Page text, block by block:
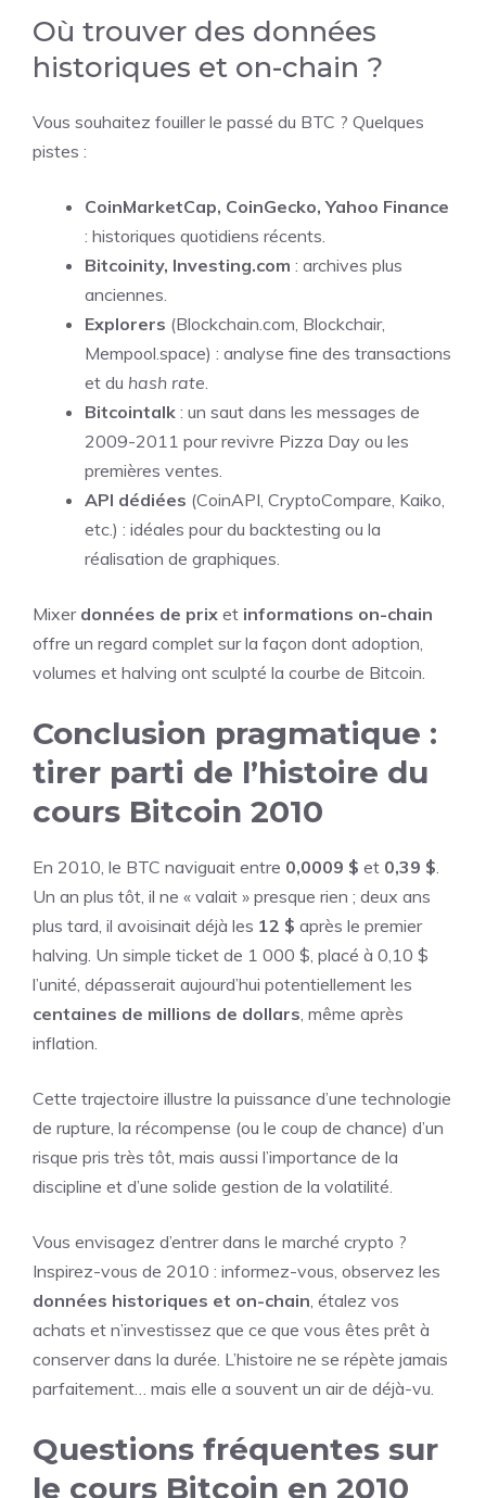
Où trouver des données
historiques et on-chain ?
Vous souhaitez fouiller le passé du BTC ? Quelques
pistes :
CoinMarketCap, CoinGecko, Yahoo Finance
: historiques quotidiens récents.
Bitcoinity, Investing.com : archives plus
anciennes.
Explorers (Blockchain.com, Blockchair,
Mempool.space) : analyse fine des transactions
et du hash rate.
Bitcointalk : un saut dans les messages de
2009-2011 pour revivre Pizza Day ou les
premières ventes.
API dédiées (CoinAPI, CryptoCompare, Kaiko,
etc.) : idéales pour du backtesting ou la
réalisation de graphiques.
Mixer données de prix et informations on-chain
offre un regard complet sur la façon dont adoption,
volumes et halving ont sculpté la courbe de Bitcoin.
Conclusion pragmatique :
tirer parti de l’histoire du
cours Bitcoin 2010
En 2010, le BTC naviguait entre 0,0009 $ et 0,39 $.
Un an plus tôt, il ne « valait » presque rien ; deux ans
plus tard, il avoisinait déjà les 12 $ après le premier
halving. Un simple ticket de 1 000 $, placé à 0,10 $
l’unité, dépasserait aujourd’hui potentiellement les
centaines de millions de dollars, même après
inflation.
Cette trajectoire illustre la puissance d’une technologie
de rupture, la récompense (ou le coup de chance) d’un
risque pris très tôt, mais aussi l’importance de la
discipline et d’une solide gestion de la volatilité.
Vous envisagez d’entrer dans le marché crypto ?
Inspirez-vous de 2010 : informez-vous, observez les
données historiques et on-chain, étalez vos
achats et n’investissez que ce que vous êtes prêt à
conserver dans la durée. L’histoire ne se répète jamais
parfaitement… mais elle a souvent un air de déjà-vu.
Questions fréquentes sur
le cours Bitcoin en 2010